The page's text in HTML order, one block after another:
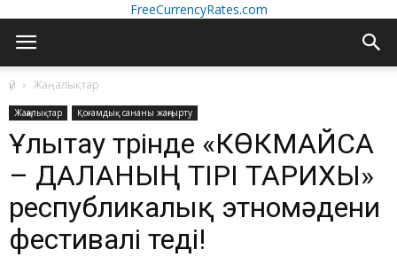
FreeCurrencyRates.com
үй Жаңалықтар
Жаңалықтар Қоғамдық сананы жаңғырту
Ұлытау төрінде «КӨКМАЙСА
– ДАЛАНЫҢ ТІРІ ТАРИХЫ»
республикалық этномәдени
фестивалі өтеді!